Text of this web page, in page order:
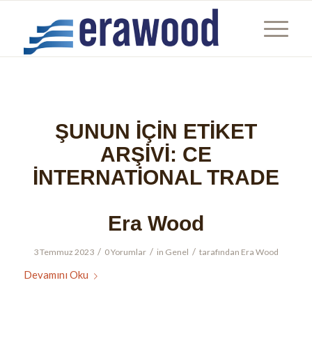
ŞUNUN IÇIN ETIKET
ARŞIVI: CE
INTERNATIONAL TRADE
Era Wood
3 Temmuz 2023 / 0 Yorumlar / in Genel / tarafından Era Wood
Devamını Oku